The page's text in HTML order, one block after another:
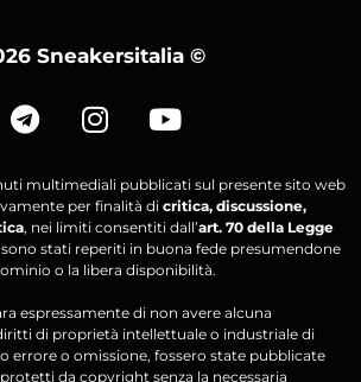
Sneakersitalia ©
multimediali pubblicati sul presente sito web
per finalità di critica, discussione,
, nei limiti consentiti dall’art. 70 della Legge
sono stati reperiti in buona fede presumendone
o la libera disponibilità.
espressamente di non avere alcuna
di proprietà intellettuale o industriale di
errore o omissione, fossero state pubblicate
da copyright senza la necessaria